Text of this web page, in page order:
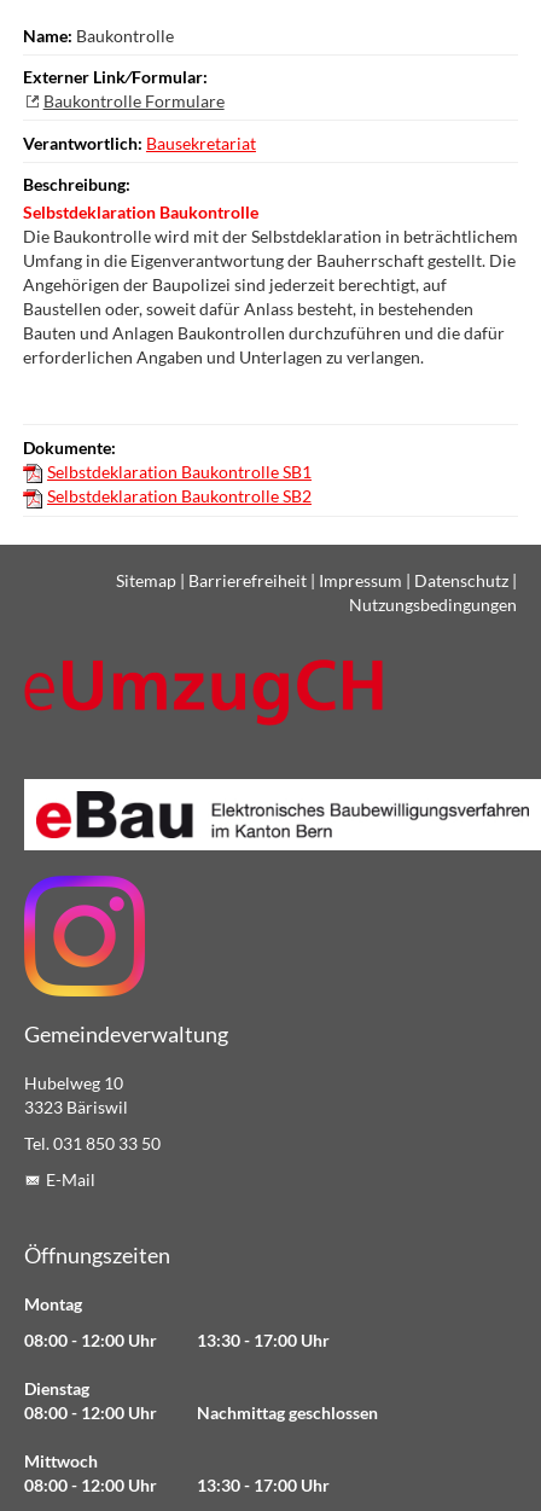
Name: Baukontrolle
Externer Link⁄Formular:
Baukontrolle Formulare
Verantwortlich: Bausekretariat
Beschreibung:
Selbstdeklaration Baukontrolle
Die Baukontrolle wird mit der Selbstdeklaration in beträchtlichem
Umfang in die Eigenverantwortung der Bauherrschaft gestellt. Die
Angehörigen der Baupolizei sind jederzeit berechtigt, auf
Baustellen oder, soweit dafür Anlass besteht, in bestehenden
Bauten und Anlagen Baukontrollen durchzuführen und die dafür
erforderlichen Angaben und Unterlagen zu verlangen.
Dokumente:
Selbstdeklaration Baukontrolle SB1
Selbstdeklaration Baukontrolle SB2
Sitemap Barrierefreiheit Impressum Datenschutz
Nutzungsbedingungen
Gemeindeverwaltung
Hubelweg 10
3323 Bäriswil
Tel. 031 850 33 50
E-Mail
Öffnungszeiten
Montag
08:00 - 12:00 Uhr 13:30 - 17:00 Uhr
Dienstag
08:00 - 12:00 Uhr Nachmittag geschlossen
Mittwoch
08:00 - 12:00 Uhr 13:30 - 17:00 Uhr